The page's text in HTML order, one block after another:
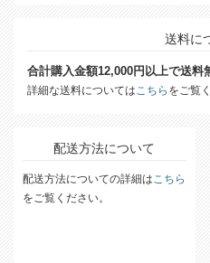
送料に
合計購入金額12,000円以上で送料
詳細な送料についてはこちら をご覧
配送方法について
配送方法についての詳細はこちら
をご覧ください。